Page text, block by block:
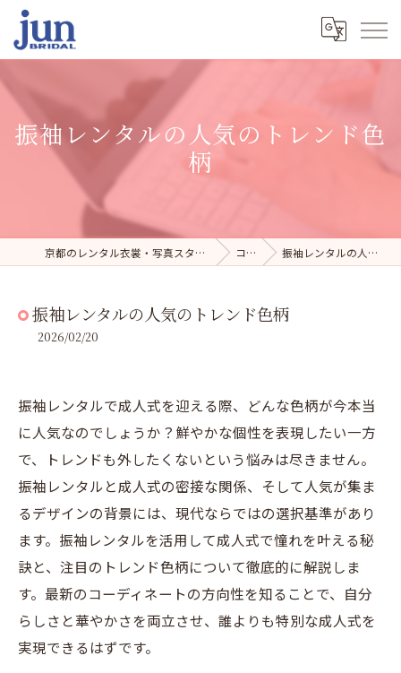
振袖レンタルの人気のトレンド色
柄
京都のレンタル衣裳・写真スタジオならジュンブライダル コラム 振袖レンタルの人気のトレンド色柄
振袖レンタルの人気のトレンド色柄
2026/02/20
振袖レンタルで成人式を迎える際、どんな色柄が今本当
に人気なのでしょうか？鮮やかな個性を表現したい一方
で、トレンドも外したくないという悩みは尽きません。
振袖レンタルと成人式の密接な関係、そして人気が集ま
るデザインの背景には、現代ならではの選択基準があり
ます。振袖レンタルを活用して成人式で憧れを叶える秘
訣と、注目のトレンド色柄について徹底的に解説しま
す。最新のコーディネートの方向性を知ることで、自分
らしさと華やかさを両立させ、誰よりも特別な成人式を
実現できるはずです。